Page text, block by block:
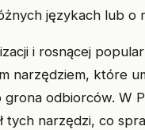
językach lub o
i rosnącej
narzędziem, które
odbiorców. W
tych narzędzi, co